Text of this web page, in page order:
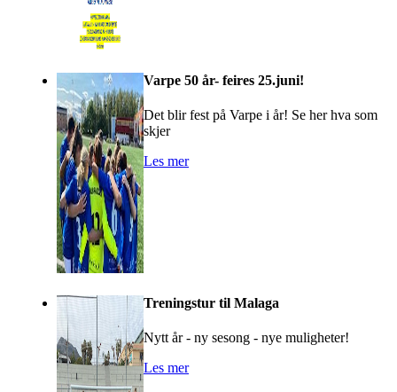
Varpe 50 år- feires 25.juni!
Det blir fest på Varpe i år! Se her hva som
skjer
Les mer
Treningstur til Malaga
Nytt år - ny sesong - nye muligheter!
Les mer